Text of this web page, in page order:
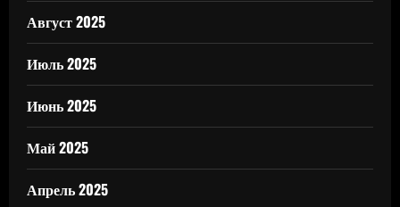
Август 2025
Июль 2025
Июнь 2025
Май 2025
Апрель 2025